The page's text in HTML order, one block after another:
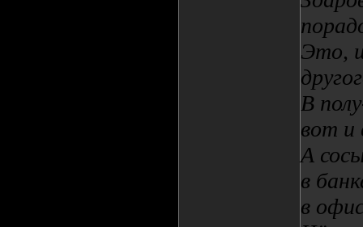
Это,
В
вот и
А
в
в